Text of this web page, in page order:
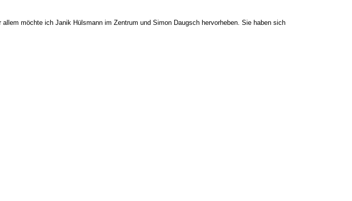
möchte ich Janik Hülsmann im Zentrum und Simon Daugsch hervorheben. Sie haben sich